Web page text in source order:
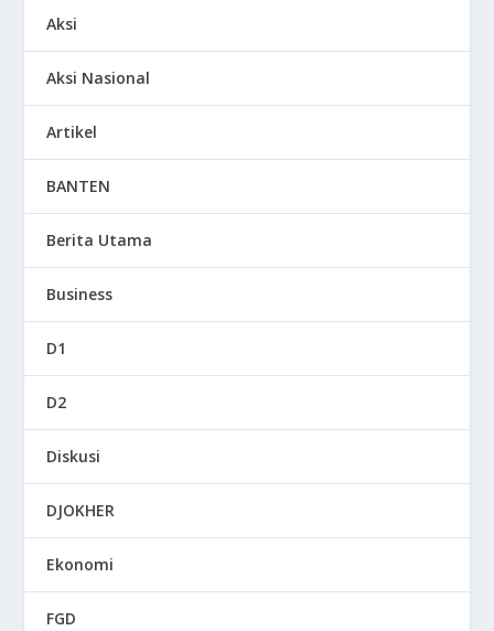
Aksi
Aksi Nasional
Artikel
BANTEN
Berita Utama
Business
D1
D2
Diskusi
DJOKHER
Ekonomi
FGD